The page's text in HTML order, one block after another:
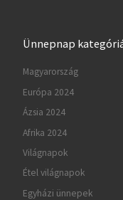
Ünnepnap
Magyarország
Európa 2024
Ázsia 2024
Afrika 2024
Világnapok
Étel világnapok
Egyházi ünnepek